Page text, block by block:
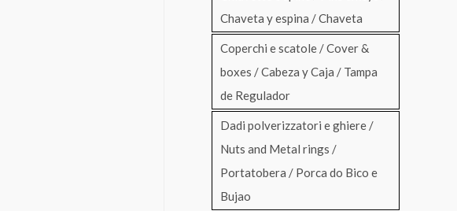
Chaveta y espina / Chaveta
Coperchi e scatole / Cover &
boxes / Cabeza y Caja / Tampa
de Regulador
Dadi polverizzatori e ghiere /
Nuts and Metal rings /
Portatobera / Porca do Bico e
Bujao